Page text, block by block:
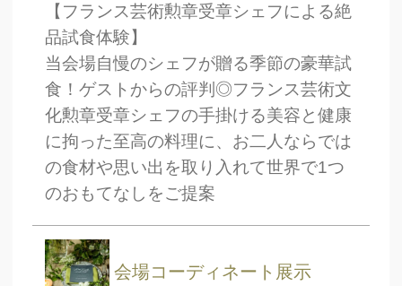
【フランス芸術勲章受章シェフによる絶
品試食体験】
当会場自慢のシェフが贈る季節の豪華試
食！ゲストからの評判◎フランス芸術文
化勲章受章シェフの手掛ける美容と健康
に拘った至高の料理に、お二人ならでは
の食材や思い出を取り入れて世界で1つ
のおもてなしをご提案
会場コーディネート展示